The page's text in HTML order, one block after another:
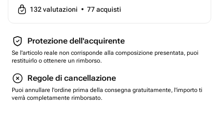
132valutazioni • 77acquisti
Protezione dell'acquirente
Se l'articolo reale non corrisponde alla composizione presentata, puoi
restituirlo o ottenere un rimborso.
Regole di cancellazione
Puoi annullare l'ordine prima della consegna gratuitamente, l'importo ti
verrà completamente rimborsato.